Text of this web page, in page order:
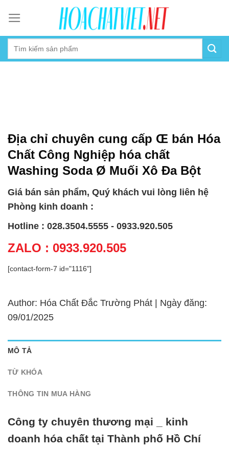
content
Địa chỉ chuyên cung cấp Œ bán Hóa
Chất Công Nghiệp hóa chất
Washing Soda Ø Muối Xô Đa Bột
Giá bán sản phẩm, Quý khách vui lòng liên hệ
Phòng kinh doanh :
Hotline : 028.3504.5555 - 0933.920.505
ZALO : 0933.920.505
[contact-form-7 id="1116"]
Author: Hóa Chất Đắc Trường Phát | Ngày đăng:
09/01/2025
MÔ TẢ
TỪ KHÓA
THÔNG TIN MUA HÀNG
Công ty chuyên thương mại _ kinh
doanh hóa chất tại Thành phố Hồ Chí